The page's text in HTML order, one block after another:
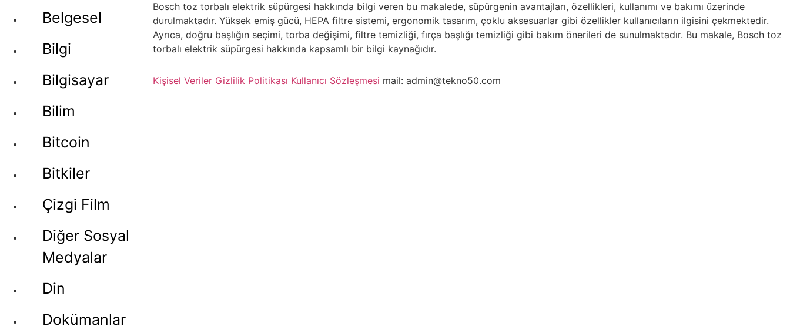
Belgesel
Bilgi
Bilgisayar
Bilim
Bitcoin
Bitkiler
Çizgi Film
Diğer Sosyal
Medyalar
Din
Dokümanlar
Bosch toz torbalı elektrik süpürgesi hakkında bilgi veren bu makalede, süpürgenin avantajları, özellikleri, kullanımı ve bakımı üzerinde
durulmaktadır. Yüksek emiş gücü, HEPA filtre sistemi, ergonomik tasarım, çoklu aksesuarlar gibi özellikler kullanıcıların ilgisini çekmektedir.
Ayrıca, doğru başlığın seçimi, torba değişimi, filtre temizliği, fırça başlığı temizliği gibi bakım önerileri de sunulmaktadır. Bu makale, Bosch toz
torbalı elektrik süpürgesi hakkında kapsamlı bir bilgi kaynağıdır.
Kişisel Veriler Gizlilik Politikası Kullanıcı Sözleşmesi mail: admin@tekno50.com